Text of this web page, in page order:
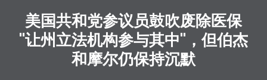
美国共和党参议员鼓吹废除医保
"让州立法机构参与其中"，但伯杰
和摩尔仍保持沉默